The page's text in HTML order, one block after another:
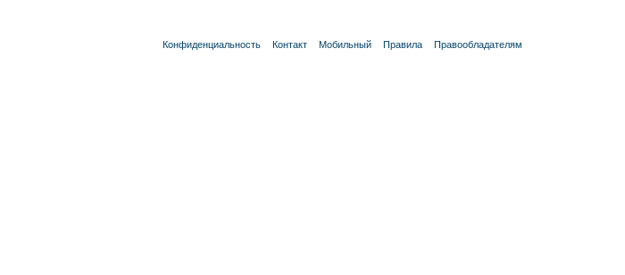
Конфиденциальность Контакт Мобильный Правила Правообладателям